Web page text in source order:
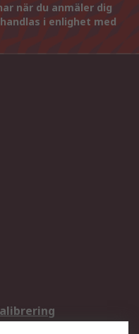
när du anmäler dig
i enlighet med